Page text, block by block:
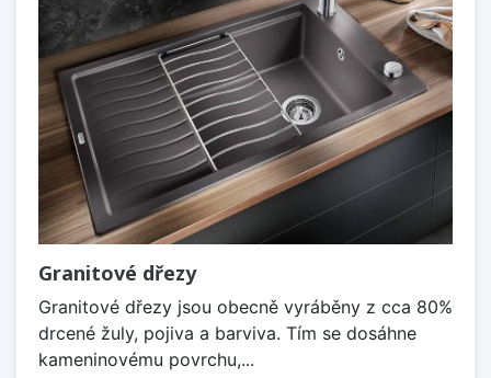
Granitové dřezy
Granitové dřezy jsou obecně vyráběny z cca 80%
drcené žuly, pojiva a barviva. Tím se dosáhne
kameninovému povrchu,...